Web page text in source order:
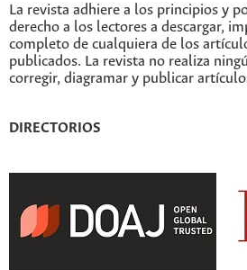
La revista adhiere a los principios y
derecho a los lectores a descargar,
completo de cualquiera de los
publicados. La revista no realiza
corregir, diagramar y publicar
DIRECTORIOS